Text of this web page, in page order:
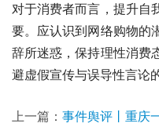
对于消费者而言，提升自
要。应认识到网络购物的
辞所迷惑，保持理性消费
避虚假宣传与误导性言论
上一篇： 事件舆评丨重庆一区群发“再婚